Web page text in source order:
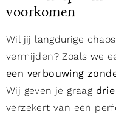
voorkomen
Wil jij langdurige
vermijden? Zoals we
een verbouwing
Wij geven je graag
verzekert van een